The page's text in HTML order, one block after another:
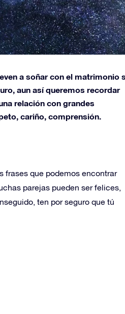
a soñar con el matrimonio
aun así queremos recordar
relación con grandes
cariño, comprensión.
frases que podemos encontrar
parejas pueden ser felices,
ten por seguro que tú